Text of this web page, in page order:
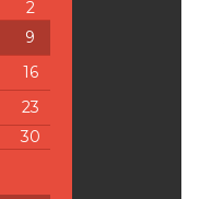
2
9
16
23
30